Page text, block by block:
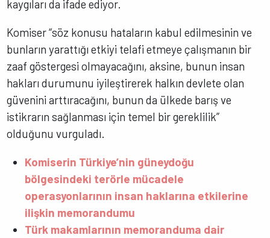
kaygıları da ifade ediyor.
Komiser “söz konusu hataların kabul edilmesinin ve
bunların yarattığı etkiyi telafi etmeye çalışmanın bir
zaaf göstergesi olmayacağını, aksine, bunun insan
hakları durumunu iyileştirerek halkın devlete olan
güvenini arttıracağını, bunun da ülkede barış ve
istikrarın sağlanması için temel bir gereklilik”
olduğunu vurguladı.
Komiserin Türkiye’nin güneydoğu
bölgesindeki terörle mücadele
operasyonlarının insan haklarına etkilerine
ilişkin memorandumu
Türk makamlarının memoranduma dair